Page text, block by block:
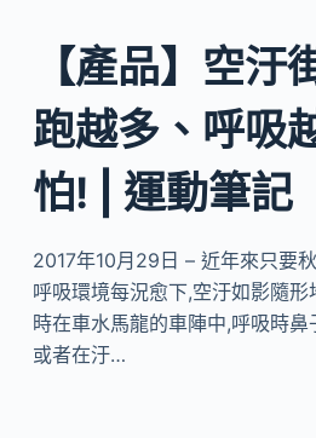
【產品】空汙
跑越多、呼吸
怕! | 運動筆記
2017年10月29日 – 近年來只要
呼吸環境每況愈下,空汙如影隨
時在車水馬龍的車陣中,呼吸時
或者在汙…